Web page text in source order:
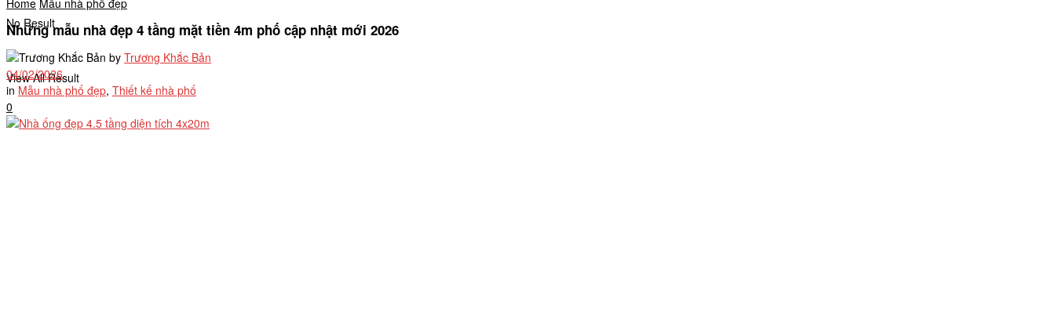
No Result
View All Result
Home Mẫu nhà phố đẹp
Những mẫu nhà đẹp 4 tầng mặt tiền 4m phố cập nhật mới 2026
by Trương Khắc Bản
04/02/2026
in Mẫu nhà phố đẹp, Thiết kế nhà phố
0